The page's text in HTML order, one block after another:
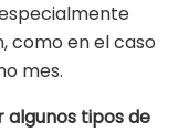
como en el caso
mes.
algunos tipos de